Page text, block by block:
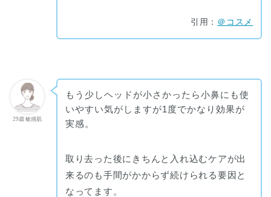
引用： ＠コスメ
29歳 敏感肌
もう少しヘッドが小さかったら小鼻にも使
いやすい気がしますが1度でかなり効果が
実感。
取り去った後にきちんと入れ込むケアが出
来るのも手間がかからず続けられる要因と
なってます。